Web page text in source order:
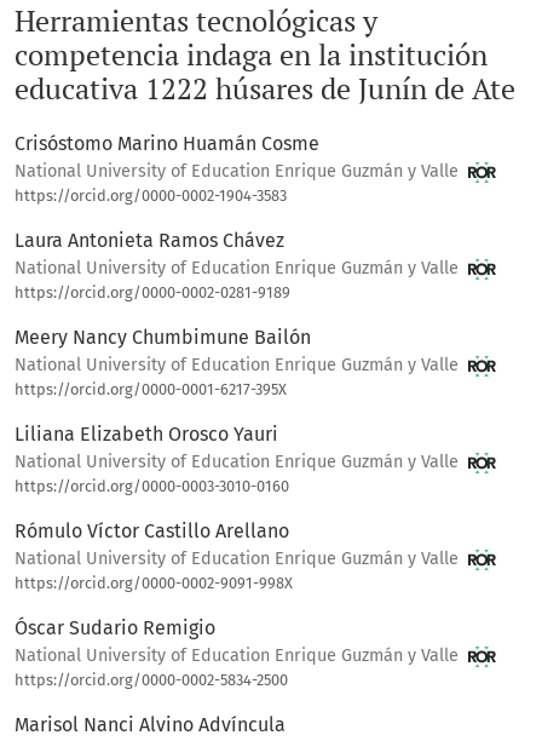
Herramientas tecnológicas y
competencia indaga en la institución
educativa 1222 húsares de Junín de Ate
Crisóstomo Marino Huamán Cosme
National University of Education Enrique Guzmán y Valle
https://orcid.org/0000-0002-1904-3583
Laura Antonieta Ramos Chávez
National University of Education Enrique Guzmán y Valle
https://orcid.org/0000-0002-0281-9189
Meery Nancy Chumbimune Bailón
National University of Education Enrique Guzmán y Valle
https://orcid.org/0000-0001-6217-395X
Liliana Elizabeth Orosco Yauri
National University of Education Enrique Guzmán y Valle
https://orcid.org/0000-0003-3010-0160
Rómulo Víctor Castillo Arellano
National University of Education Enrique Guzmán y Valle
https://orcid.org/0000-0002-9091-998X
Óscar Sudario Remigio
National University of Education Enrique Guzmán y Valle
https://orcid.org/0000-0002-5834-2500
Marisol Nanci Alvino Advíncula